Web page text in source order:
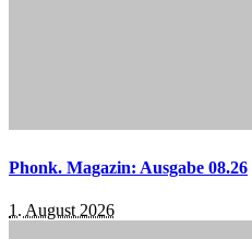
Phonk. Magazin: Ausgabe 08.26
1. August 2026